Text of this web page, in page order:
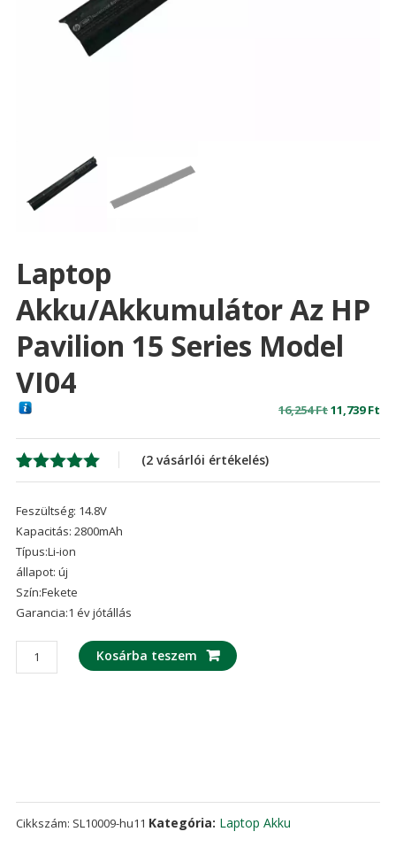
Laptop
Akku/akkumulátor Az HP
Pavilion 15 Series Model
VI04
16,254FtOriginal
11,739Ft
Értékelés
ből,
2
értékelés
alapján
(2 vásárlói értékelés)
Feszültség: 14.8V
Kapacitás: 2800mAh
Típus:Li-ion
állapot: új
Szín:Fekete
Garancia:1 év jótállás
laptop
akku/akkumulátor
mennyiség
Kosárba teszem
Cikkszám: SL10009-hu11 Kategória: Laptop Akku